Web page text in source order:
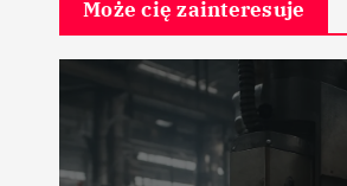
Może cię zainteresuje